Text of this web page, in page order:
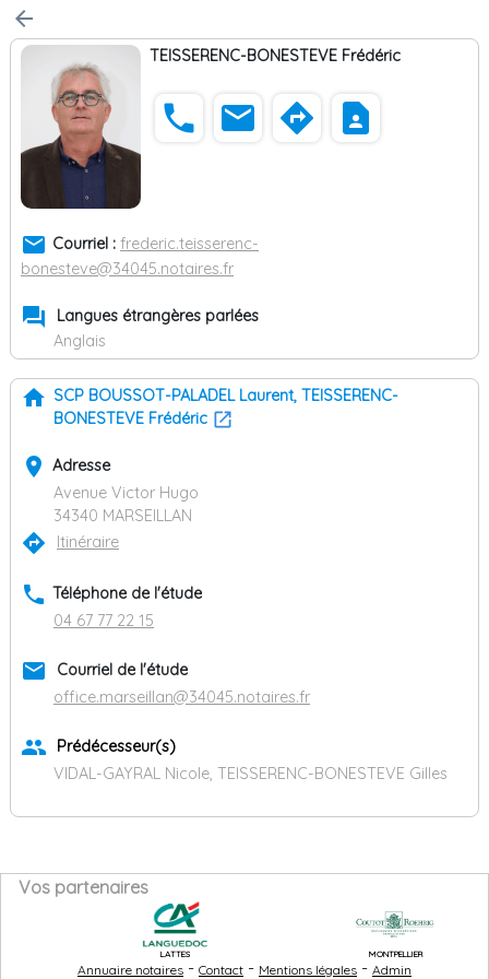
arrow_back
TEISSERENC-BONESTEVE Frédéric
phone email directions contact_page
email Courriel : frederic.teisserenc-
bonesteve@34045.notaires.fr
forum
Langues étrangères parlées
Anglais
home SCP BOUSSOT-PALADEL Laurent, TEISSERENC-
BONESTEVE Frédéric
place Adresse
Avenue Victor Hugo
34340 MARSEILLAN
directions Itinéraire
phone Téléphone de l'étude
04 67 77 22 15
email
Courriel de l'étude
office.marseillan@34045.notaires.fr
group
Prédécesseur(s)
VIDAL-GAYRAL Nicole, TEISSERENC-BONESTEVE Gilles
Vos partenaires
LATTES MONTPELLIER
Annuaire notaires - Contact - Mentions légales - Admin